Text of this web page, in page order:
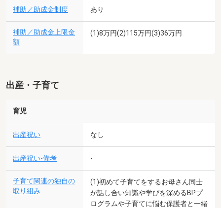
補助／助成金制度 あり
補助／助成金上限金
額
(1)8万円(2)115万円(3)36万円
出産・子育て
育児
出産祝い なし
出産祝い-備考 -
子育て関連の独自の
取り組み
(1)初めて子育てをするお母さん同士
が話し合い知識や学びを深めるBPプ
ログラムや子育てに悩む保護者と一緒